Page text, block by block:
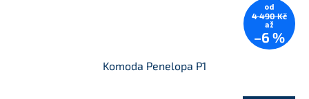
od
4 490 Kč
až
–6 %
Komoda Penelopa P1